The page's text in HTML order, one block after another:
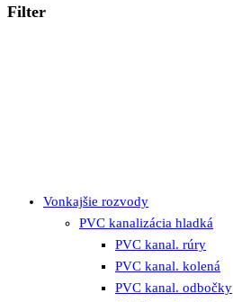
Filter
Vonkajšie rozvody
PVC kanalizácia hladká
PVC kanal. rúry
PVC kanal. kolená
PVC kanal. odbočky